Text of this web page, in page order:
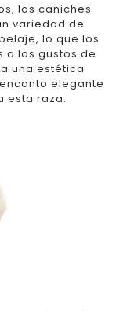
los caniches
variedad de
lo que los
a los gustos de
una estética
elegante
esta raza.